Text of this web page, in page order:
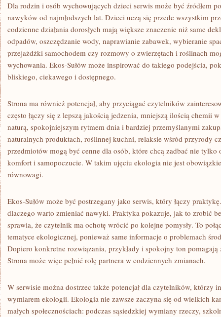
Dla rodzin i osób wychowujących dzieci serwis może być źródłem
nawyków od najmłodszych lat. Dzieci uczą się przede wszystkim
codzienne działania dorosłych mają większe znaczenie niż same
odpadów, oszczędzanie wody, naprawianie zabawek, wybieranie
przejażdżki samochodem czy rozmowy o zwierzętach i roślinach
wychowania. Ekos-Sułów może inspirować do takiego podejścia,
bliskiego, ciekawego i dostępnego.
Strona ma również potencjał, aby przyciągać czytelników
często łączy się z lepszą jakością jedzenia, mniejszą ilością chemii
naturą, spokojniejszym rytmem dnia i bardziej przemyślanymi
naturalnych produktach, roślinnej kuchni, relaksie wśród przyrody
przedmiotów mogą być cenne dla osób, które chcą zadbać nie tylko
komfort i samopoczucie. W takim ujęciu ekologia nie jest
równowagi.
Ekos-Sułów może być postrzegany jako serwis, który łączy
dlaczego warto zmieniać nawyki. Praktyka pokazuje, jak to zrobić
sprawia, że czytelnik ma ochotę wrócić po kolejne pomysły. To
tematyce ekologicznej, ponieważ same informacje o problemach
Dopiero konkretne rozwiązania, przykłady i spokojny ton
Strona może więc pełnić rolę partnera w codziennych zmianach.
W serwisie można dostrzec także potencjał dla czytelników, którzy
wymiarem ekologii. Ekologia nie zawsze zaczyna się od wielkich
małych społecznościach: podczas sąsiedzkiej wymiany rzeczy,